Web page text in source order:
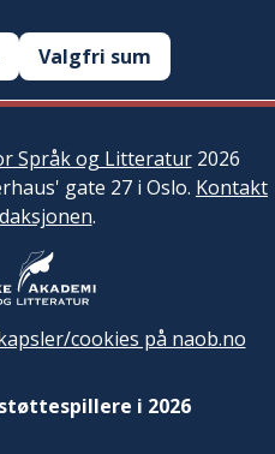
Valgfri sum
Språk og Litteratur2026
gate 27 i Oslo. Kontakt
.
cookies på naob.no
i 2026